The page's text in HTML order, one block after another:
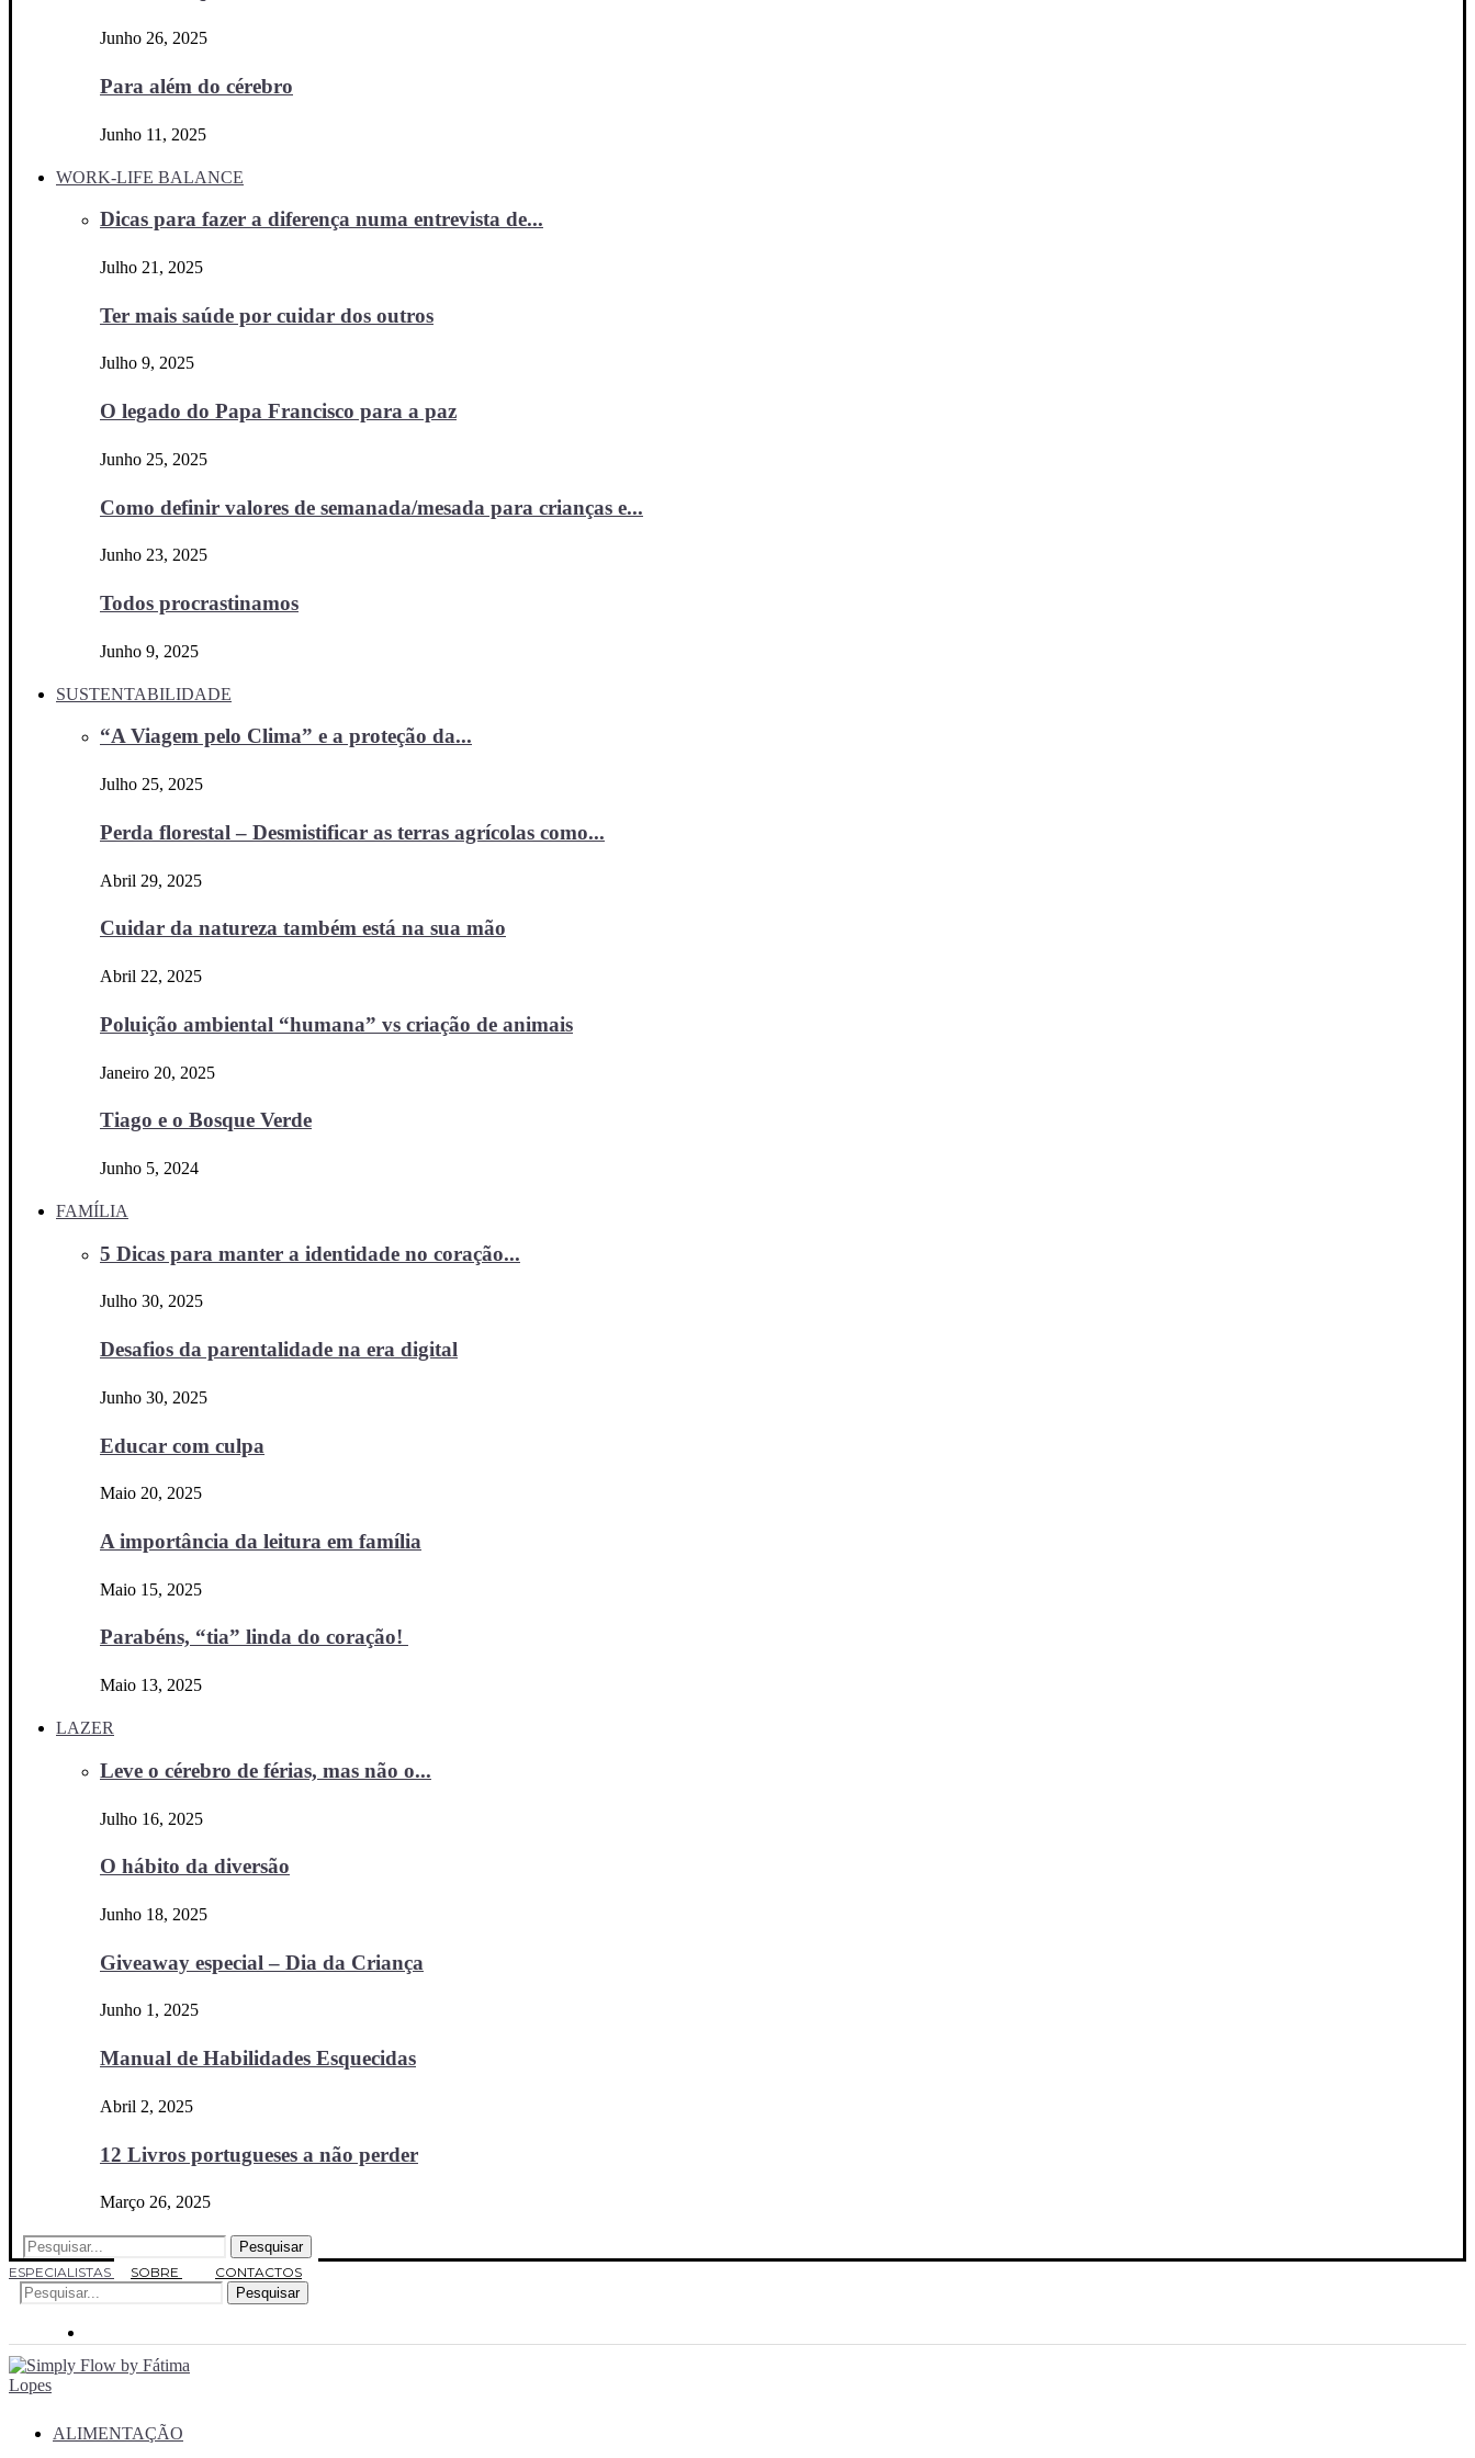
Junho 26, 2025
Para além do cérebro
Junho 11, 2025
WORK-LIFE BALANCE
Dicas para fazer a diferença numa entrevista de...
Julho 21, 2025
Ter mais saúde por cuidar dos outros
Julho 9, 2025
O legado do Papa Francisco para a paz
Junho 25, 2025
Como definir valores de semanada/mesada para crianças e...
Junho 23, 2025
Todos procrastinamos
Junho 9, 2025
SUSTENTABILIDADE
“A Viagem pelo Clima” e a proteção da...
Julho 25, 2025
Perda florestal – Desmistificar as terras agrícolas como...
Abril 29, 2025
Cuidar da natureza também está na sua mão
Abril 22, 2025
Poluição ambiental “humana” vs criação de animais
Janeiro 20, 2025
Tiago e o Bosque Verde
Junho 5, 2024
FAMÍLIA
5 Dicas para manter a identidade no coração...
Julho 30, 2025
Desafios da parentalidade na era digital
Junho 30, 2025
Educar com culpa
Maio 20, 2025
A importância da leitura em família
Maio 15, 2025
Parabéns, “tia” linda do coração!
Maio 13, 2025
LAZER
Leve o cérebro de férias, mas não o...
Julho 16, 2025
O hábito da diversão
Junho 18, 2025
Giveaway especial – Dia da Criança
Junho 1, 2025
Manual de Habilidades Esquecidas
Abril 2, 2025
12 Livros portugueses a não perder
Março 26, 2025
Pesquisar
ESPECIALISTAS
SOBRE
CONTACTOS
Pesquisar
ALIMENTAÇÃO